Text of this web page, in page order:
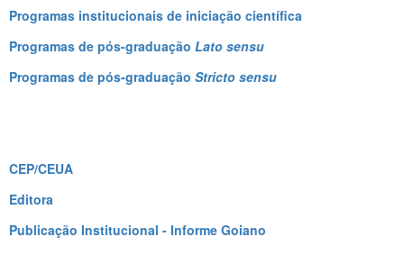
Programas institucionais de iniciação científica
Programas de pós-graduação Lato sensu
Programas de pós-graduação Stricto sensu
CEP/CEUA
Editora
Publicação Institucional - Informe Goiano